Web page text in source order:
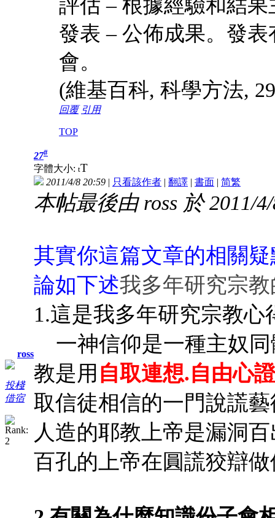
發表 – 公佈成果。發
會。
(維基百科, 科學方法,
回覆 引用
TOP
ross
投棧
借宿
27#
字體大小: tT
2011/4/8 20:59 | 只看該作者 | 翻譯 | 書面 | 简繁
本帖最後由 ross 於 2011/
其實你這篇文章的相關
論如下述我多年研究宗
1.這是我多年研究宗教心
一神信仰是一種主奴同
教是用 自取連想.自由心
取信徒相信的一門說謊
人造的耶教上帝是漏洞
百孔的上帝在圓謊狡辯